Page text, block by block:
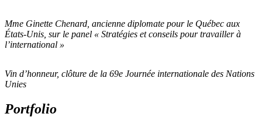
Mme Ginette Chenard, ancienne diplomate pour le Québec aux
États-Unis, sur le panel « Stratégies et conseils pour travailler à
l’international »
Vin d’honneur, clôture de la 69e Journée internationale des Nations
Unies
Portfolio